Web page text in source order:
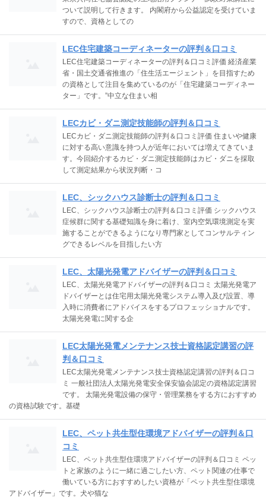
ついて説明して行きます。 内閣府から公益認定を受けていま
すので、資格としての
LEC住宅建築コーディネーターの評判＆口コミ
LEC住宅建築コーディネーターの評判＆口コミ評価 経済産業
省・国土交通省推進の「住生活エージェント」を目指すため
の資格として注目を集めているのが「住宅建築コーディネー
ター」です。”中立な住まい相
LECカビ・ダニ測定技能師の評判＆口コミ
LECカビ・ダニ測定技能師の評判＆口コミ評価 住まいや健康
に対する高い意識を持つ人が近年においては増えてきていま
す。今回紹介するカビ・ダニ測定技能師はカビ・ダニを採取
して測定結果から状況判断・コ
LEC、シックハウス診断士の評判＆口コミ
LEC、シックハウス診断士の評判＆口コミ評価 シックハウス
症候群に関する基礎知識を身に着け、室内空気環境測定を実
施することができるようになり専門家としてコンサルティン
グできるレベルを目指したい方
LEC、太陽光発電アドバイザーの評判＆口コミ
LEC、太陽光発電アドバイザーの評判＆口コミ 太陽光発電ア
ドバイザーとは住宅用太陽光発電システム導入及び設置、導
入時に消費者にアドバイスをするプロフェッショナルです。
太陽光発電に関する企
LEC太陽光発電メンテナンス技士資格認定講習の評
判＆口コミ
LEC太陽光発電メンテナンス技士資格認定講習の評判＆口コ
ミ 一般社団法人太陽光発電安全保安協会認定の資格認定講習
です。 太陽光発電設備の保守・管理業務をする方におすすめ
の資格試験です。基礎
LEC、ペット共生型住環境アドバイザーの評判＆口
コミ
LEC、ペット共生型住環境アドバイザーの評判＆口コミ ペッ
トと家族のように一緒に過ごしたい方、ペット関連の仕事で
働いている方におすすめしたい資格が「ペット共生型住環境
アドバイザー」です。犬や猫な